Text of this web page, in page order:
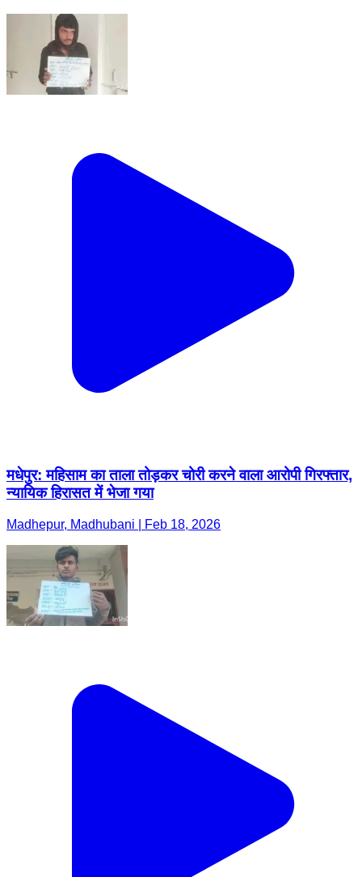
मधेपुर: महिसाम का ताला तोड़कर चोरी करने वाला आरोपी गिरफ्तार,
न्यायिक हिरासत में भेजा गया
Madhepur, Madhubani | Feb 18, 2026